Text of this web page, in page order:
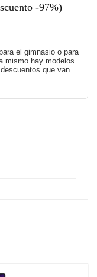
-97%)
el gimnasio o para
mismo hay modelos
que van